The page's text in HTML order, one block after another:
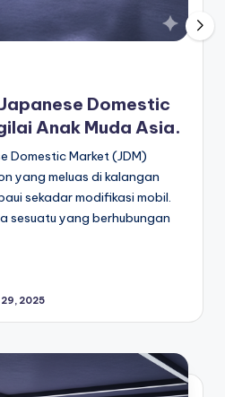
Domestic
Anak Muda Asia.
Domestic Market (JDM)
yang meluas di kalangan
sekadar modifikasi mobil.
sesuatu yang berhubungan
2025